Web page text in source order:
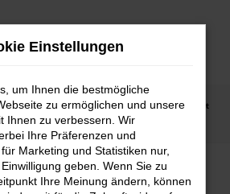
Škoda Kodiaq
Škoda Kodiaq Neuwagen mit
Neuwagen
Einstellungen
um Ihnen die bestmögliche
zu ermöglichen und unsere
Ihnen zu verbessern. Wir
Ihre Präferenzen und
Marketing und Statistiken nur,
geben. Wenn Sie zu
Ihre Meinung ändern, können